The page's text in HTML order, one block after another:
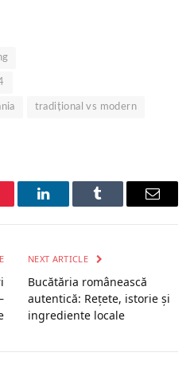
tradițional vs modern
LinkedInTumblr Email
NEXT ARTICLE
Bucătăria românească
autentică: Rețete, istorie și
ingrediente locale